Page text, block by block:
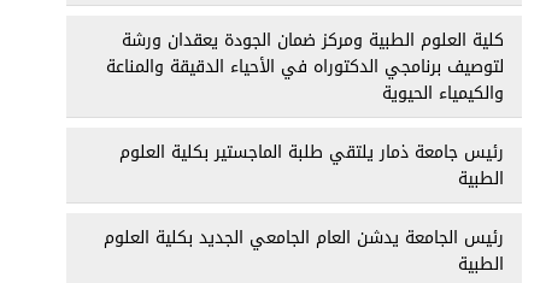
كلية العلوم الطبية ومركز ضمان الجودة يعقدان ورشة
لتوصيف برنامجي الدكتوراه في الأحياء الدقيقة والمناعة
والكيمياء الحيوية
رئيس جامعة ذمار يلتقي طلبة الماجستير بكلية العلوم
الطبية
رئيس الجامعة يدشن العام الجامعي الجديد بكلية العلوم
الطبية